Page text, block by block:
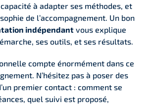
à adapter ses méthodes, et
de l’accompagnement. Un bon
indépendant vous explique
ses outils, et ses résultats.
compte énormément dans ce
N’hésitez pas à poser des
premier contact : comment se
quel suivi est proposé,